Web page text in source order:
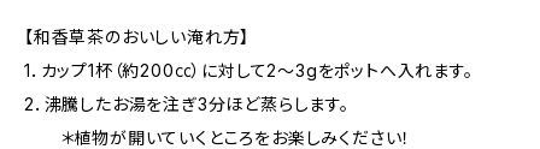
【和香草茶のおいしい淹れ方】
1．カップ1杯（約200㏄）に対して2～3gをポットへ入れます。
2．沸騰したお湯を注ぎ3分ほど蒸らします。
＊植物が開いていくところをお楽しみください！